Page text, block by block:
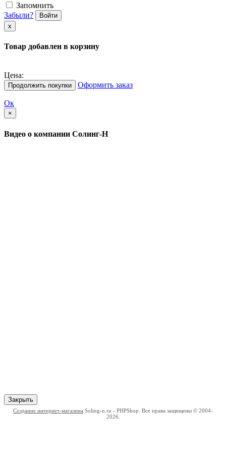
Запомнить
Забыли?
Войти
х
Товар добавлен в корзину
Цена:
Продолжить покупки Оформить заказ
Ок
×
Видео о компании Солинг-Н
Закрыть
Создание интернет-магазина Soling-n.ru - PHPShop. Все права защищены © 2004-
2026.